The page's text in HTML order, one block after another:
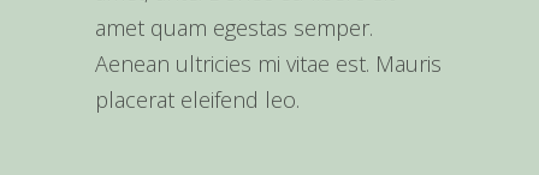
amet quam egestas semper.
Aenean ultricies mi vitae est. Mauris
placerat eleifend leo.